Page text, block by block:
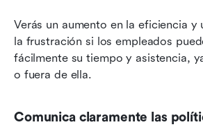
Verás un aumento en la eficiencia y
la frustración si los empleados
fácilmente su tiempo y asistencia,
o fuera de ella.
Comunica claramente las